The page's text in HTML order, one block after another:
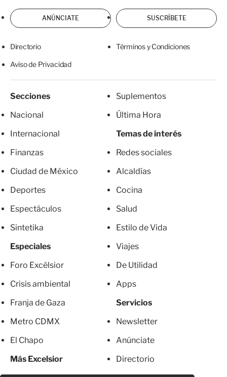
ANÚNCIATE SUSCRÍBETE
Directorio Términos y Condiciones
Aviso de Privacidad
Secciones
Nacional
Internacional
Finanzas
Ciudad de México
Deportes
Espectáculos
Sintetika
Especiales
Foro Excélsior
Crisis ambiental
Franja de Gaza
Metro CDMX
El Chapo
Más Excelsior
Suplementos
Última Hora
Temas de interés
Redes sociales
Alcaldías
Cocina
Salud
Estilo de Vida
Viajes
De Utilidad
Apps
Servicios
Newsletter
Anúnciate
Directorio